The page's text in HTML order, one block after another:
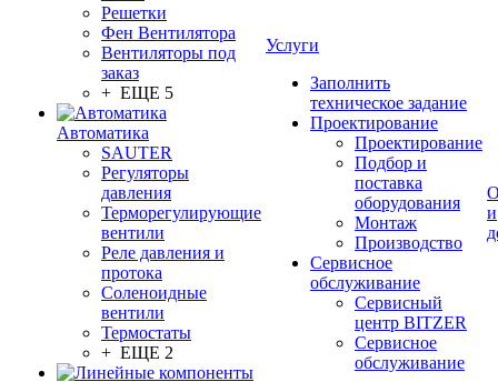
Решетки
Фен Вентилятора
Вентиляторы под
заказ
+ ЕЩЕ 5
Автоматика
SAUTER
Регуляторы
давления
Терморегулирующие
вентили
Реле давления и
протока
Соленоидные
вентили
Термостаты
+ ЕЩЕ 2
Услуги
Заполнить
техническое задание
Проектирование
Проектирование
Подбор и
поставка
оборудования
Монтаж
Производство
Сервисное
обслуживание
Сервисный
центр BITZER
Сервисное
обслуживание
и